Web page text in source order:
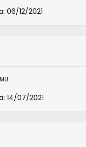
06/12/2021
14/07/2021